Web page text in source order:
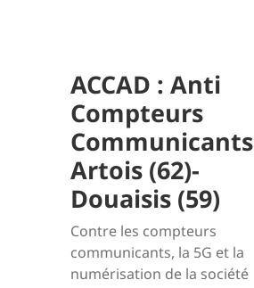
ACCAD : Anti
Compteurs
Communicants
Artois (62)-
Douaisis (59)
Contre les compteurs
communicants, la 5G et la
numérisation de la société